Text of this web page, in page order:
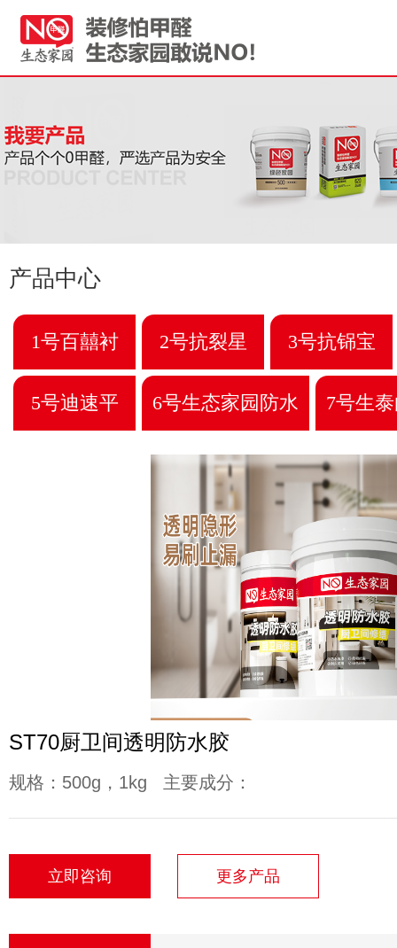
产品中心
1号百囍衬 2号抗裂星 3号抗铞宝
5号迪速平 6号生态家园防水 7号生
ST70厨卫间透明防水胶
规格：500g，1kg 主要成分：
立即咨询 更多产品